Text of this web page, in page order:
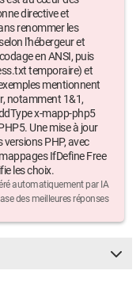
directive et
renommer les
l'hébergeur et
en ANSI, puis
temporaire) et
mentionnent
notamment 1&1,
x-mapp-php5
Une mise à jour
PHP, avec
IfDefine Free
les choix.
automatiquement par IA
des meilleures réponses